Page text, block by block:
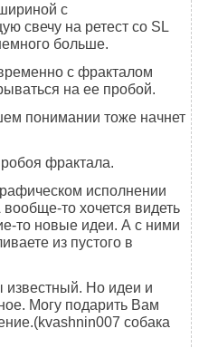
с
свечу на ретест со SL
больше.
с фракталом
на ее пробой.
понимании тоже начнет
фрактала.
исполнении
то хочется видеть
то новые идеи. А с ними
из пустого в
известный. Но идеи и
Могу подарить Вам
собака